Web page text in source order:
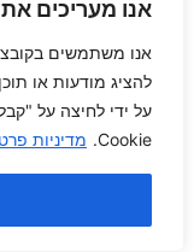
אנו מעריכים
להציג מודעות או
על ידי לחיצה על
Cookie. מדיניות
על המרפאה
Center